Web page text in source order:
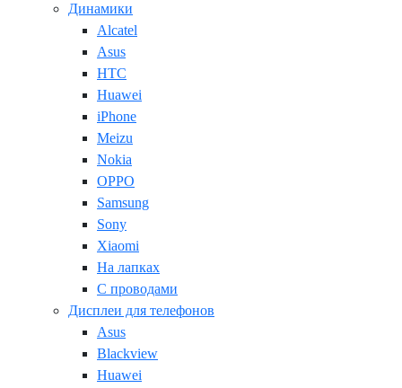
Динамики
Alcatel
Asus
HTC
Huawei
iPhone
Meizu
Nokia
OPPO
Samsung
Sony
Xiaomi
На лапках
С проводами
Дисплеи для телефонов
Asus
Blackview
Huawei